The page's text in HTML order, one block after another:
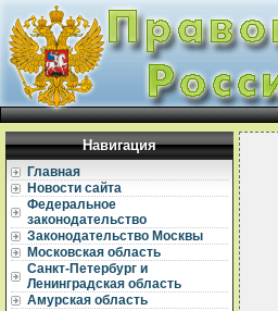
Навигация
Главная
Новости сайта
Федеральное
законодательство
Законодательство Москвы
Московская область
Санкт-Петербург и
Ленинградская область
Амурская область